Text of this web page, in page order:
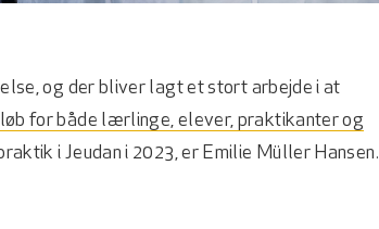
og der bliver lagt et stort arbejde i at
for både lærlinge, elever, praktikanter og
i Jeudan i 2023, er Emilie Müller Hansen.